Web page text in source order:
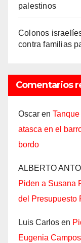
palestinos
Colonos
contra familias
Comentarios
Oscar en
atasca en el
bordo
ALBERTO
Piden a Susana
del Presupuesto
Luis Carlos en
Eugenia